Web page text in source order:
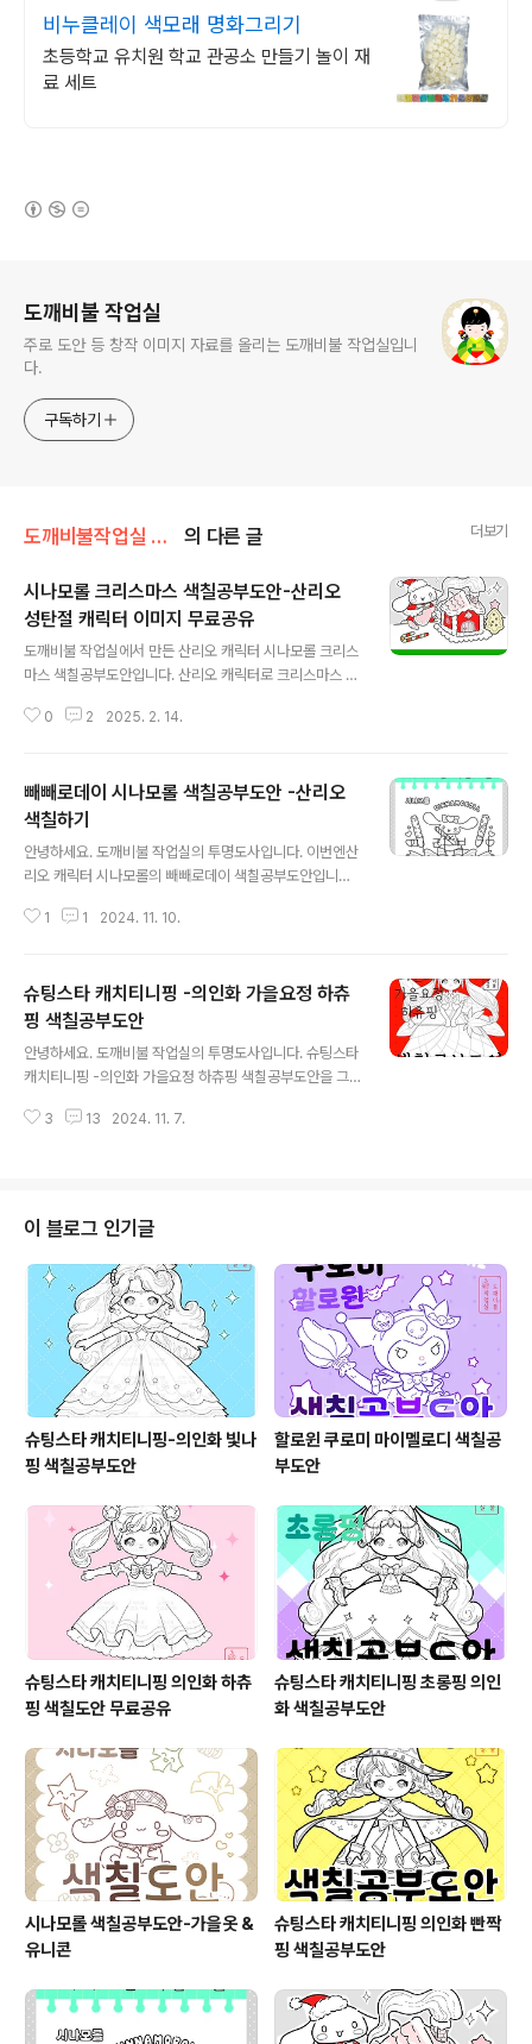
비누클레이 색모래 명화그리기
초등학교 유치원 학교 관공소 만들기 놀이 재
료 세트
도깨비불 작업실
주로 도안 등 창작 이미지 자료를 올리는 도깨비불 작업실입니
다.
구독하기
도깨비불작업실 창작 이미지 의 다른 글 더보기
시나모롤 크리스마스 색칠공부도안-산리오
성탄절 캐릭터 이미지 무료공유
도깨비불 작업실에서 만든 산리오 캐릭터 시나모롤 크리스
마스 색칠공부도안입니다.​ 산리오 캐릭터로 크리스마스 색
로미나 포차코 등이 있었지만 시나모롤의 인기를 알고 있
만든 산리오 크리스마스 색칠도안도 있습니다. 산리오 캐
릭터 - 시나모롤 크리스마스 색칠공부도안겨울밤 눈내리
는 창을 배경으로 크리스마스 트리와 눈사람과 함께 있는
시나모롤의 색칠공부도안pic.dokkaebibul.com 짤
주머니를 이용해과자집에 생크림을 뿌리는 모습을 표현해
봤습니다. 과자집이라고 했지만 퍼스나 구조적 안정감이
0 2 2025. 2. 14.
빼빼로데이 시나모롤 색칠공부도안 -산리오
색칠하기
안녕하세요. 도깨비불 작업실의 투명도사입니다. 이번엔산
리오 캐릭터 시나모롤의 빼빼로데이 색칠공부도안입니다.
부도안도 있고원형 선물 상자에 들어가 있는 시나모롤 색
같은-저 한정?-빼빼로데이를 맞아 시나모롤 색칠공부도안
을 만들어 보았습니다. 저는 쿠로미가 산리오 캐릭터들 중
에서 제일 인기 있는 줄 알았는데 최강자는 이 시나모롤이
더군요. 그래서 조회수에 눈이 먼 어른은 어떻게 해서든 좀
더 시나모롤을 그리려는 방향으로 나아가고 있고, 그 결과
이런 작업물을 선보일 수 있게 되었습니다. 근데 당장 코앞
1 1 2024. 11. 10.
슈팅스타 캐치티니핑 -의인화 가을요정 하츄
핑 색칠공부도안
안녕하세요. 도깨비불 작업실의 투명도사입니다. 슈팅스타
캐치티니핑 -의인화 가을요정 하츄핑 색칠공부도안을 그
봉 비슷하게나마 보였으면 좋을 것 같은 그런 걸 손에 들고
법은 이 게시물 하단을 참고해 주세요. * 요정 날개를 달고
단풍잎을 상징한 옷을 입은 하츄핑 의인화 버전입니다.두
장이 같은 그림인데 선의 굵기에만 약간의 차이가 있습니
다. 원피스 치마의 전체적인 선을 그리는 게 재미있는데 어
떤 각도가 좋을지수십 번은 다시 그리느라 작업속도가 너
무 더디게 되는데 이게 원피스의 선..
3 13 2024. 11. 7.
이 블로그 인기글
슈팅스타 캐치티니핑-의인화 빛나
핑 색칠공부도안
할로윈 쿠로미 마이멜로디 색칠공
부도안
슈팅스타 캐치티니핑 의인화 하츄
핑 색칠도안 무료공유
슈팅스타 캐치티니핑 초롱핑 의인
화 색칠공부도안
시나모롤 색칠공부도안-가을옷 &
유니콘
슈팅스타 캐치티니핑 의인화 빤짝
핑 색칠공부도안